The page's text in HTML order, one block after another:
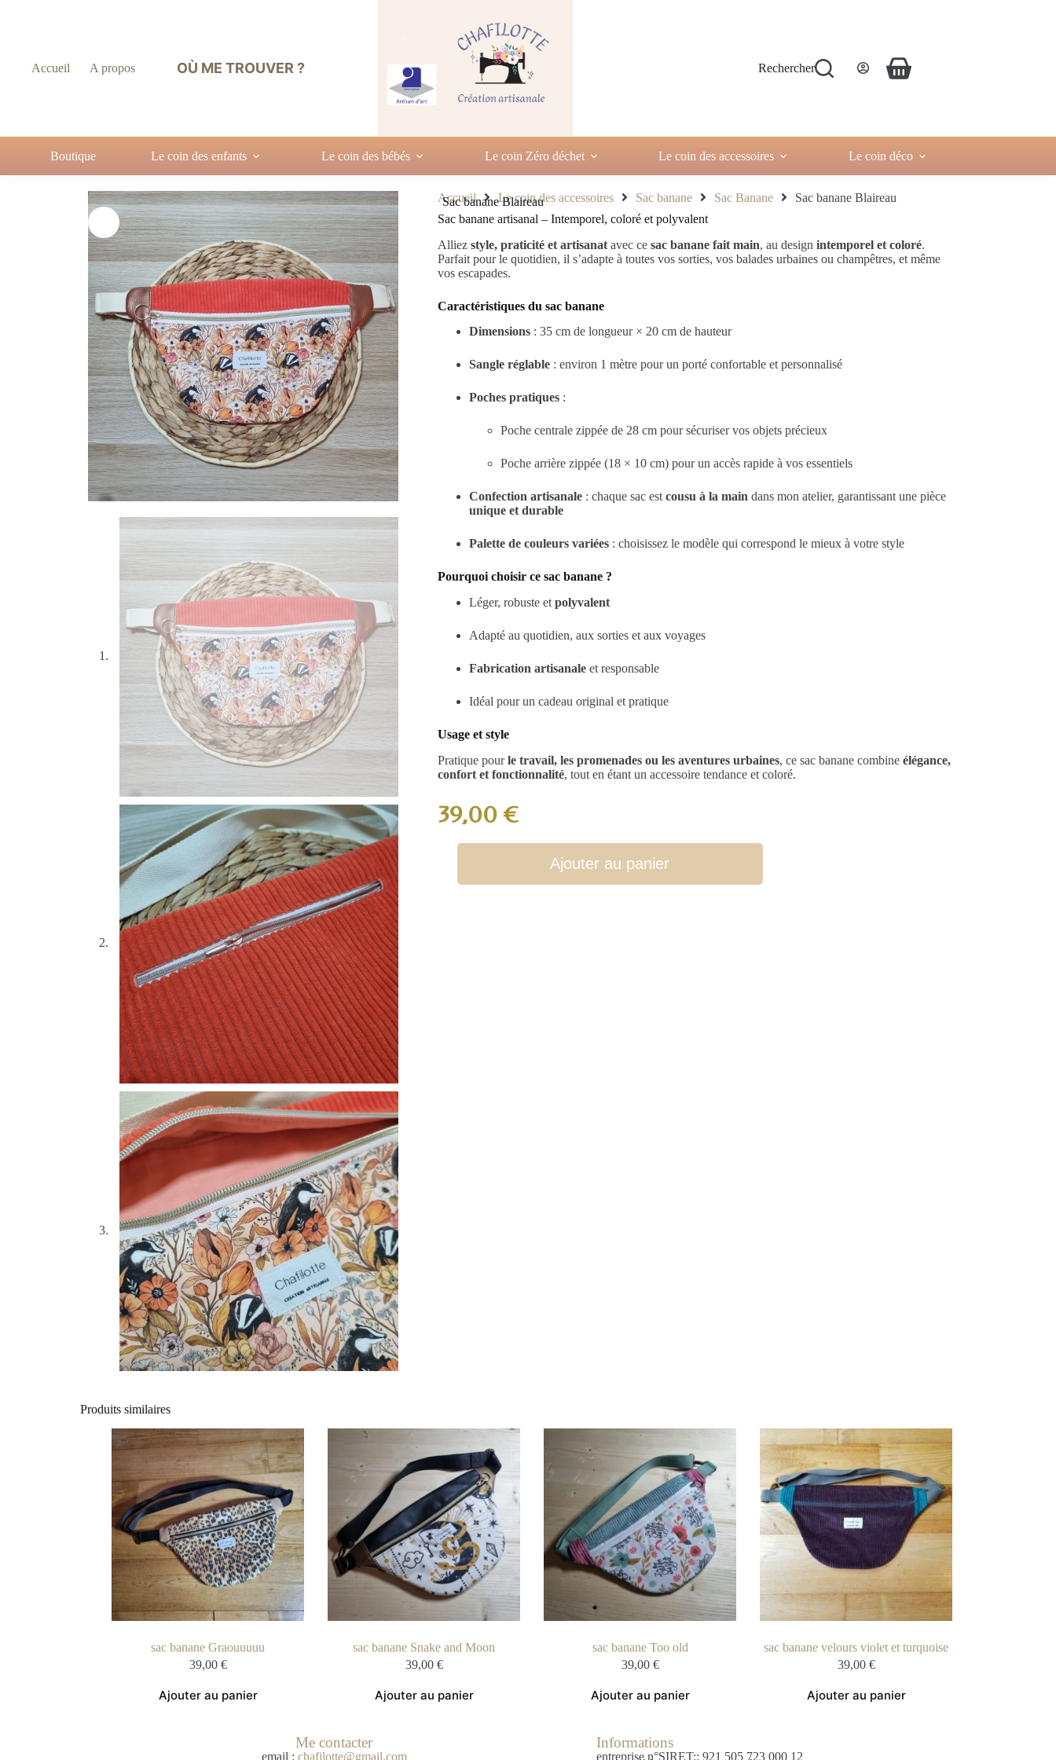
Accueil A propos OÙ ME TROUVER ? Rechercher
Boutique Le coin des enfants Le coin des bébés Le coin Zéro déchet Le coin des accessoires Le coin déco
Accueil Le coin des accessoires Sac banane Sac Banane Sac banane Blaireau
Sac banane Blaireau
Sac banane artisanal – Intemporel, coloré et polyvalent
Alliez style, praticité et artisanatavec ce sac banane fait main, au design intemporel et coloré.
Parfait pour le quotidien, il s’adapte à toutes vos sorties, vos balades urbaines ou champêtres, et même
vos escapades.
Caractéristiques du sac banane
Dimensions: 35 cm de longueur × 20 cm de hauteur
Sangle réglable: environ 1 mètre pour un porté confortable et personnalisé
Poches pratiques:
Poche centrale zippée de 28 cm pour sécuriser vos objets précieux
Poche arrière zippée (18 × 10 cm) pour un accès rapide à vos essentiels
Confection artisanale: chaque sac est cousu à la main dans mon atelier, garantissant une pièce
unique et durable
Palette de couleurs variées: choisissez le modèle qui correspond le mieux à votre style
Pourquoi choisir ce sac banane ?
Léger, robuste et polyvalent
Adapté au quotidien, aux sorties et aux voyages
Fabrication artisanaleet responsable
Idéal pour un cadeau original et pratique
Usage et style
Pratique pourle travail, les promenades ou les aventures urbaines, ce sac banane combine élégance,
confort et fonctionnalité, tout en étant un accessoire tendance et coloré.
39,00€
Ajouter au panier
Produits similaires
sac banane Graouuuuu
39,00 €
Ajouter au panier
sac banane Snake and Moon
39,00 €
Ajouter au panier
sac banane Too old
39,00 €
Ajouter au panier
sac banane velours violet et turquoise
39,00 €
Ajouter au panier
Me contacter
email : chafilotte@gmail.com
Informations
entreprise n°SIRET:: 921 505 723 000 12